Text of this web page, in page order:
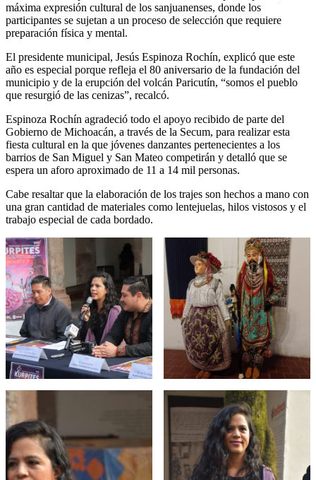
máxima expresión cultural de los sanjuanenses, donde los
participantes se sujetan a un proceso de selección que requiere
preparación física y mental.
El presidente municipal, Jesús Espinoza Rochín, explicó que este
año es especial porque refleja el 80 aniversario de la fundación del
municipio y de la erupción del volcán Paricutín, “somos el pueblo
que resurgió de las cenizas”, recalcó.
Espinoza Rochín agradeció todo el apoyo recibido de parte del
Gobierno de Michoacán, a través de la Secum, para realizar esta
fiesta cultural en la que jóvenes danzantes pertenecientes a los
barrios de San Miguel y San Mateo competirán y detalló que se
espera un aforo aproximado de 11 a 14 mil personas.
Cabe resaltar que la elaboración de los trajes son hechos a mano con
una gran cantidad de materiales como lentejuelas, hilos vistosos y el
trabajo especial de cada bordado.